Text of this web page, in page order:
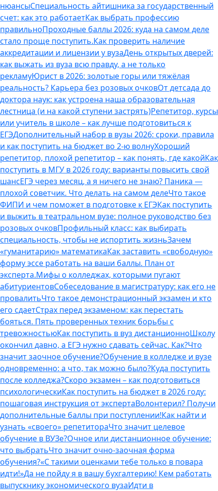
нюансыСпециальность айтишника за государственный
счет: как это работаетКак выбрать профессию
правильноПроходные баллы 2026: куда на самом деле
стало проще поступить.Как проверить наличие
аккредитации и лицензии у вузаДень открытых дверей:
как выжать из вуза всю правду, а не только
рекламуЮрист в 2026: золотые горы или тяжёлая
реальность? Карьера без розовых очковОт детсада до
доктора наук: как устроена наша образовательная
лестница (и на какой ступени застрять)Репетитор, курсы
или учитель в школе – как лучше подготовиться к
ЕГЭДополнительный набор в вузы 2026: сроки, правила
и как поступить на бюджет во 2‑ю волнуХороший
репетитор, плохой репетитор – как понять, где какойКак
поступить в МГУ в 2026 году: варианты повысить свой
шансЕГЭ через месяц, а я ничего не знаю? Паника —
плохой советчик. Что делать на самом делеЧто такое
ФИПИ и чем поможет в подготовке к ЕГЭКак поступить
и выжить в театральном вузе: полное руководство без
розовых очковПрофильный класс: как выбирать
специальность, чтобы не испортить жизньЗачем
«гуманитарию» математикаКак заставить «свободную»
форму эссе работать на ваши баллы. План от
эксперта.Мифы о колледжах, которыми пугают
абитуриентовСобеседование в магистратуру: как его не
провалитьЧто такое демонстрационный экзамен и кто
его сдаетСтрах перед экзаменом: как перестать
бояться. Пять проверенных техник борьбы с
тревожностьюКак поступить в вуз дистанционноШколу
окончил давно, а ЕГЭ нужно сдавать сейчас. Как?Что
значит заочное обучение?Обучение в колледже и вузе
одновременно: а что, так можно было?Куда поступить
после колледжа?Скоро экзамен – как подготовиться
психологическиКак поступить на бюджет в 2026 году:
пошаговая инструкция от экспертаВолонтерил? Получи
дополнительные баллы при поступлении!Как найти и
узнать «своего» репетитораЧто значит целевое
обучение в ВУЗе?Очное или дистанционное обучение:
что выбратьЧто значит очно-заочная форма
обучения?«С такими оценками тебе только в повара
идти!»Да не пойду я в вашу бухгалтерию! Кем работать
выпускнику экономического вузаИдти в